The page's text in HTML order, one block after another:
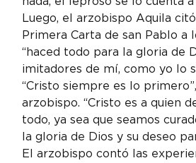
Luego, el arzobispo Aquila
Primera Carta de san Pablo a
“haced todo para la gloria de
imitadores de mí, como yo lo
“Cristo siempre es lo
arzobispo. “Cristo es a quien
todo, ya sea que seamos
la gloria de Dios y su deseo
El arzobispo contó las